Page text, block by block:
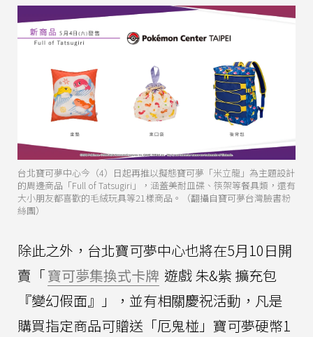
台北寶可夢中心今（4）日起再推以擬態寶可夢「米立龍」為主題設計
的周邊商品「Full of Tatsugiri」，涵蓋美耐皿碟、筷架等餐具類，還有
大小朋友都喜歡的毛絨玩具等21樣商品。（翻攝自寶可夢台灣臉書粉
絲團）
除此之外，台北寶可夢中心也將在5月10日開
賣「寶可夢集換式卡牌 遊戲 朱&紫 擴充包
『變幻假面』」，並有相關慶祝活動，凡是
購買指定商品可贈送「厄鬼椪」寶可夢硬幣1